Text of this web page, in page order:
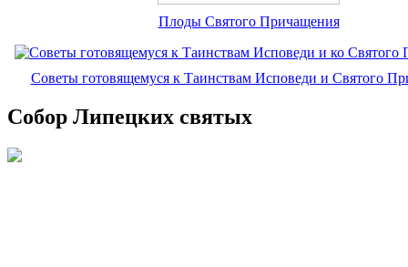
Плоды Святого Причащения
Советы готовящемуся к Таинствам Исповеди и Святого
Собор Липецких святых